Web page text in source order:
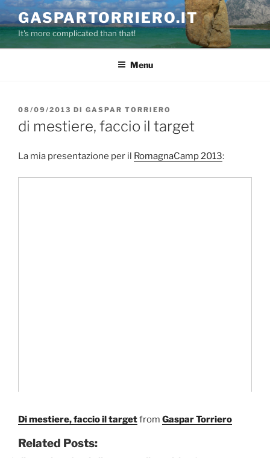
Salta
al
contenuto
GASPARTORRIERO.IT
It's more complicated than that!
Menu
PUBBLICATO
IL
08/09/2013 DI GASPAR TORRIERO
di mestiere, faccio il target
La mia presentazione per il RomagnaCamp 2013:
Di mestiere, faccio il targetfrom Gaspar Torriero
Related Posts: